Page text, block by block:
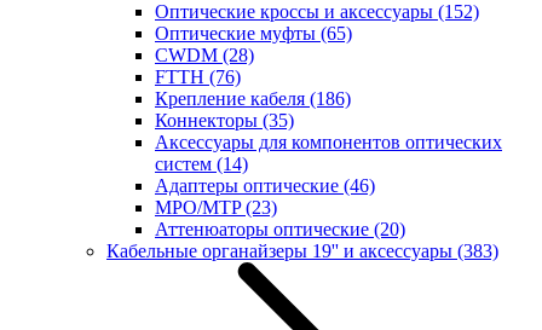
Оптические кроссы и аксессуары (152)
Оптические муфты (65)
CWDM (28)
FTTH (76)
Крепление кабеля (186)
Коннекторы (35)
Аксессуары для компонентов оптических
систем (14)
Адаптеры оптические (46)
MPO/MTP(23)
Аттенюаторы оптические (20)
Кабельные органайзеры 19'' и аксессуары (383)